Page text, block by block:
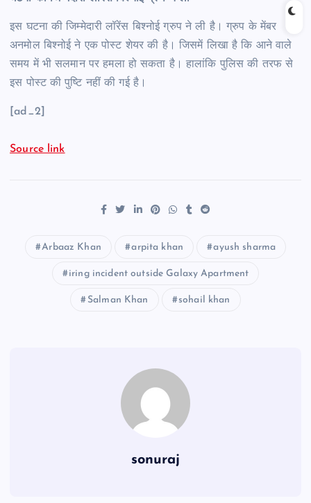
इस घटना की जिम्मेदारी लॉरेंस बिश्नोई ग्रुप ने ली है। ग्रुप के मेंबर
अनमोल बिश्नोई ने एक पोस्ट शेयर की है। जिसमें लिखा है कि आने वाले
समय में भी सलमान पर हमला हो सकता है। हालांकि पुलिस की तरफ से
इस पोस्ट की पुष्टि नहीं की गई है।
[ad_2]
Source link
Arbaaz Khan arpita khan ayush sharma
iring incident outside Galaxy Apartment
Salman Khan sohail khan
sonuraj